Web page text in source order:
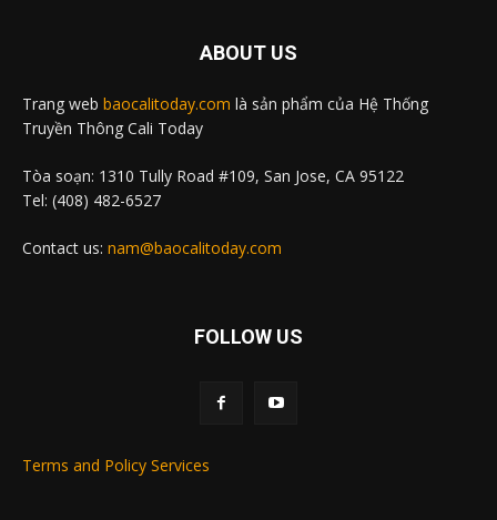
ABOUT US
Trang web baocalitoday.com là sản phẩm của Hệ Thống
Truyền Thông Cali Today
Tòa soạn: 1310 Tully Road #109, San Jose, CA 95122
Tel: (408) 482-6527
Contact us: nam@baocalitoday.com
FOLLOW US
Terms and Policy Services